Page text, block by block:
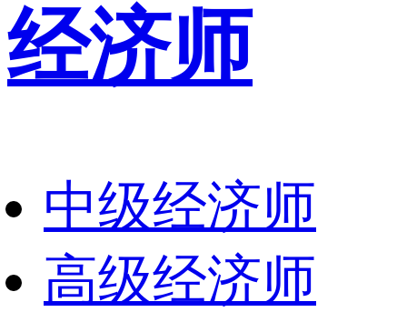
经济师
中级经济师
高级经济师